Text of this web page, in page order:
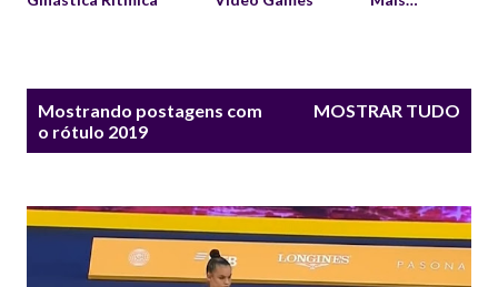
Mostrando postagens com
o rótulo 2019
MOSTRAR TUDO